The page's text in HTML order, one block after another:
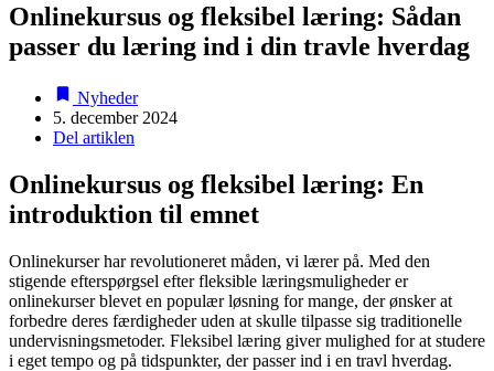
Onlinekursus og fleksibel læring: Sådan
passer du læring ind i din travle hverdag
Nyheder
5. december 2024
Del artiklen
Onlinekursus og fleksibel læring: En
introduktion til emnet
Onlinekurser har revolutioneret måden, vi lærer på. Med den
stigende efterspørgsel efter fleksible læringsmuligheder er
onlinekurser blevet en populær løsning for mange, der ønsker at
forbedre deres færdigheder uden at skulle tilpasse sig traditionelle
undervisningsmetoder. Fleksibel læring giver mulighed for at studere
i eget tempo og på tidspunkter, der passer ind i en travl hverdag.